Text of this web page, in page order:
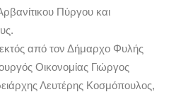
Πύργου και
από τον Δήμαρχο Φυλής
Οικονομίας Γιώργος
Λευτέρης Κοσμόπουλος,